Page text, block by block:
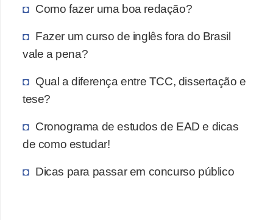
Como fazer uma boa redação?
Fazer um curso de inglês fora do Brasil
vale a pena?
Qual a diferença entre TCC, dissertação e
tese?
Cronograma de estudos de EAD e dicas
de como estudar!
Dicas para passar em concurso público